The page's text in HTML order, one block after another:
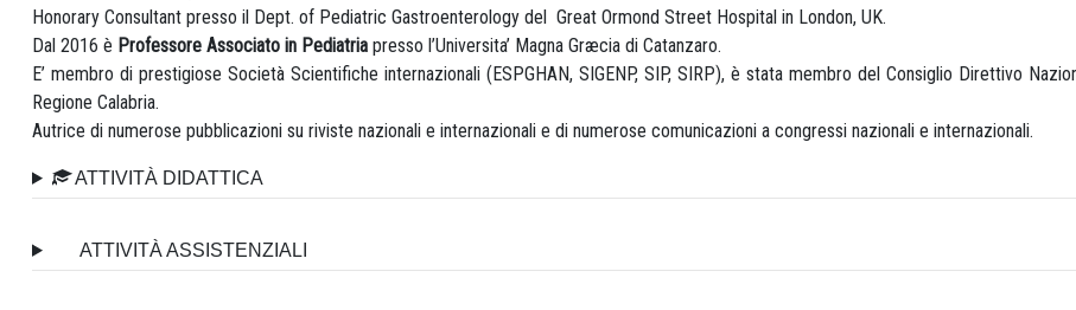
Honorary Consultant presso il Dept. of Pediatric Gastroenterology del Great Ormond Street Hospital in London, UK.
Dal 2016 è Professore Associato in Pediatria presso l’Universita’ Magna Græcia di Catanzaro.
E’ membro di prestigiose Società Scientifiche internazionali (ESPGHAN, SIGENP, SIP, SIRP), è stata membro del Consiglio Direttivo
Regione Calabria.
Autrice di numerose pubblicazioni su riviste nazionali e internazionali e di numerose comunicazioni a congressi nazionali e internazionali.
ATTIVITÀ DIDATTICA
ATTIVITÀ ASSISTENZIALI